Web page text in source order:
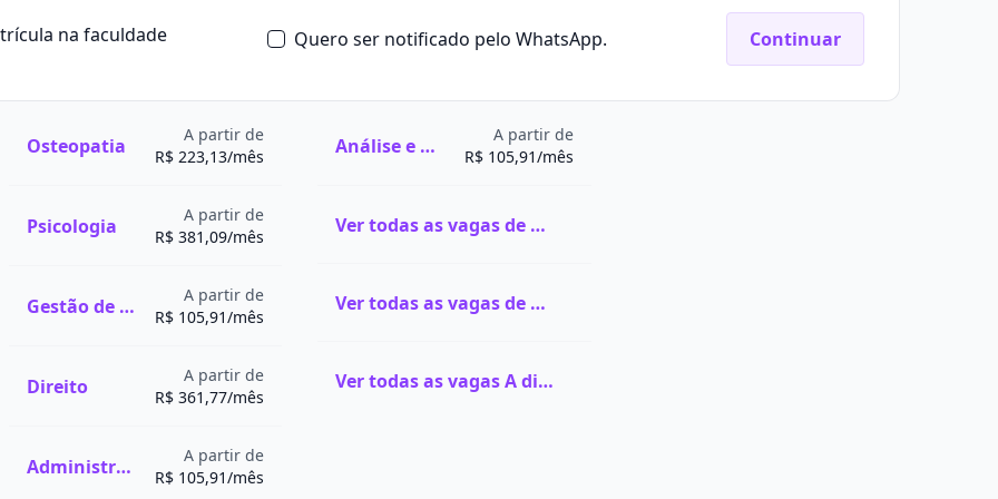
nas modalidades
estágios
para a
todas as etapas e
conhecimento da
dos estudantes",
Universidade de São
a formação dos
O curso, oferecido
na educação infantil,
educacional e em
de Pedagogia
, o estágio supervisionado
Infantil e nos anos
pela instituição de
execução e avaliação
na faculdade
Quero ser notificado pelo WhatsApp. Continuar
Osteopatia
A partir de
R$ 223,13/mês
Psicologia
A partir de
R$ 381,09/mês
Gestão de Recursos Humanos
A partir de
R$ 105,91/mês
Direito
A partir de
R$ 361,77/mês
Administração
A partir de
R$ 105,91/mês
Análise e Desenvolvimento de Sistemas
A partir de
R$ 105,91/mês
Ver todas as vagas de Graduação na Celso Lisboa
Ver todas as vagas de Pós-graduação na Celso Lisboa
Ver todas as vagas A distância (EaD) na Celso Lisboa